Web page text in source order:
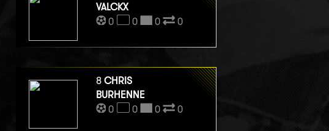
VALCKX
0
0 0 0
8 CHRIS
BURHENNE
0
0 0 0